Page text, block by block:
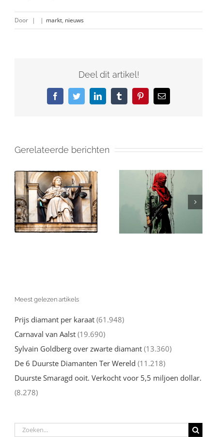
Door | | markt, nieuws
Deel dit artikel!
FacebookTwitterLinkedInTumblrPinterest
E-
mail
Gerelateerde berichten
Israël en de
(valse)
beschuldigingen
van genocide:
een nuchtere
Gaza: Wat Je
Echt over de
Oorlog tegen
Hamas moet
Meest gelezen artikels
Prijs diamant per karaat (61.948)
Carnaval van Aalst (19.690)
Sylvain Goldberg over zwarte diamant (13.360)
De 6 Duurste Diamanten Ter Wereld (11.218)
Duurste Smaragd ooit. Verkocht voor 5,5 miljoen dollar.
(8.278)
Zoeken